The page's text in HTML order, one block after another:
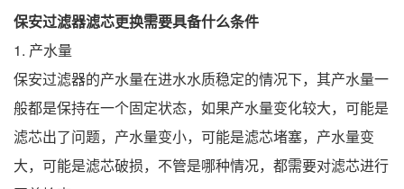
保安过滤器滤芯更换需要具备什么条件
1. 产水量
保安过滤器的产水量在进水水质稳定的情况下，其产水量一
般都是保持在一个固定状态，如果产水量变化较大，可能是
滤芯出了问题，产水量变小，可能是滤芯堵塞，产水量变
大，可能是滤芯破损，不管是哪种情况，都需要对滤芯进行